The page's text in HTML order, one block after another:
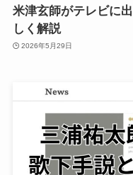
米津玄師がテレビに
しく解説
2026年5月29日